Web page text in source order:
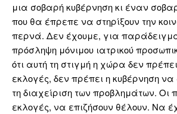
μια σοβαρή κυβέρνηση κι έναν
που θα έπρεπε να στηρίξουν την
περνά. Δεν έχουμε, για
πρόσληψη μόνιμου ιατρικού
ότι αυτή τη στιγμή η χώρα δεν
εκλογές, δεν πρέπει η κυβέρνηση
τη διαχείριση των προβλημάτων. Οι
εκλογές, να επιζήσουν θέλουν. Να